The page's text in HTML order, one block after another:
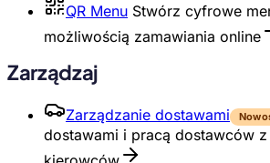
QR Menu Stwórz cyfrowe
możliwością zamawiania online
Zarządzaj
Zarządzanie dostawami
dostawami i pracą dostawców